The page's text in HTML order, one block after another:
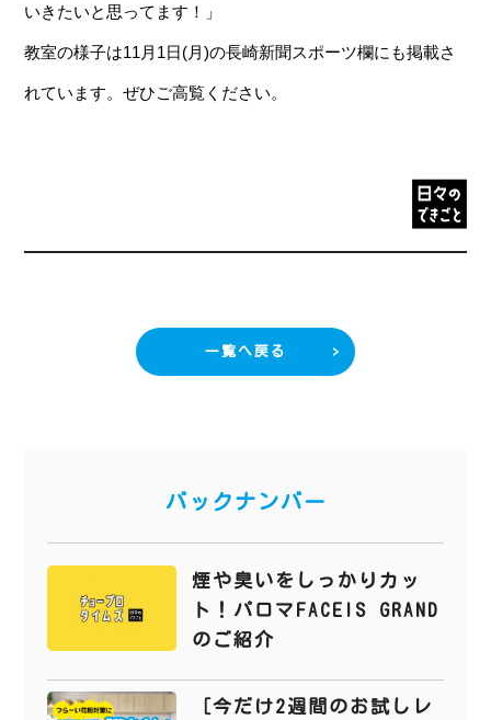
いきたいと思ってます！」
教室の様子は11月1日(月)の長崎新聞スポーツ欄にも掲載さ
れています。ぜひご高覧ください。
一覧へ戻る
バックナンバー
煙や臭いをしっかりカッ
ト！パロマFACEIS GRAND
のご紹介
［今だけ2週間のお試しレ